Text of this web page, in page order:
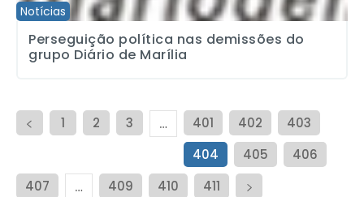
Notícias
Perseguição política nas demissões do
grupo Diário de Marília
1 2 3 … 401 402
403
404
405
406
407
… 409 410 411